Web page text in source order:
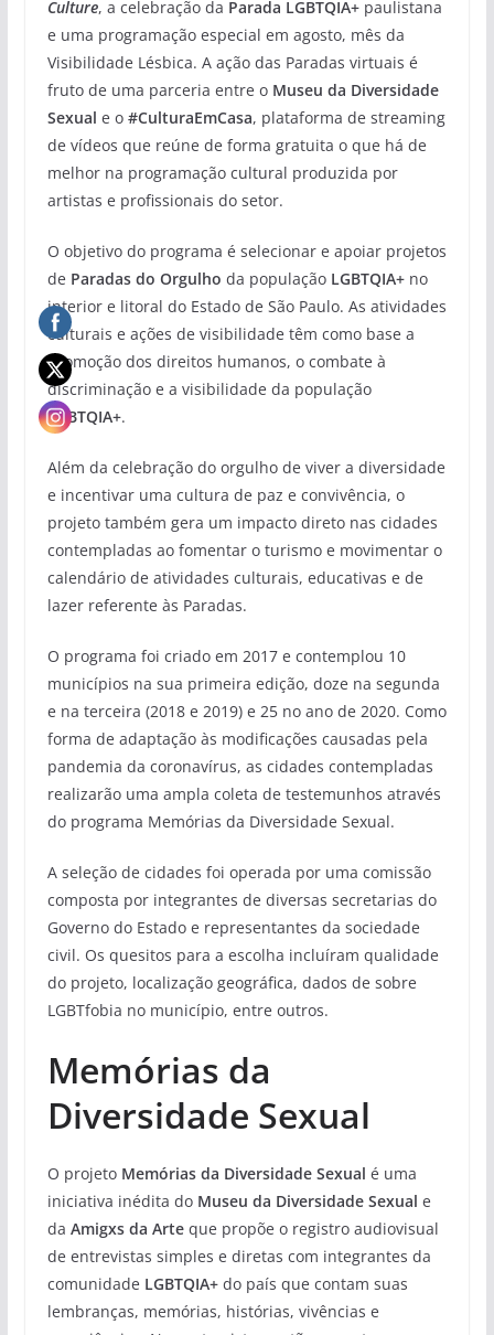
Culture, a celebração da Parada LGBTQIA+ paulistana
e uma programação especial em agosto, mês da
Visibilidade Lésbica. A ação das Paradas virtuais é
fruto de uma parceria entre o Museu da Diversidade
Sexual e o #CulturaEmCasa, plataforma de streaming
de vídeos que reúne de forma gratuita o que há de
melhor na programação cultural produzida por
artistas e profissionais do setor.
O objetivo do programa é selecionar e apoiar projetos
de Paradas do Orgulho da população LGBTQIA+no
interior e litoral do Estado de São Paulo. As atividades
culturais e ações de visibilidade têm como base a
promoção dos direitos humanos, o combate à
discriminação e a visibilidade da população
LGBTQIA+.
Além da celebração do orgulho de viver a diversidade
e incentivar uma cultura de paz e convivência, o
projeto também gera um impacto direto nas cidades
contempladas ao fomentar o turismo e movimentar o
calendário de atividades culturais, educativas e de
lazer referente às Paradas.
O programa foi criado em 2017 e contemplou 10
municípios na sua primeira edição, doze na segunda
e na terceira (2018 e 2019) e 25 no ano de 2020. Como
forma de adaptação às modificações causadas pela
pandemia da coronavírus, as cidades contempladas
realizarão uma ampla coleta de testemunhos através
do programa Memórias da Diversidade Sexual.
A seleção de cidades foi operada por uma comissão
composta por integrantes de diversas secretarias do
Governo do Estado e representantes da sociedade
civil. Os quesitos para a escolha incluíram qualidade
do projeto, localização geográfica, dados de sobre
LGBTfobia no município, entre outros.
Memórias da
Diversidade Sexual
O projeto Memórias da Diversidade Sexual é uma
iniciativa inédita do Museu da Diversidade Sexual e
da Amigxs da Arteque propõe o registro audiovisual
de entrevistas simples e diretas com integrantes da
comunidade LGBTQIA+do país que contam suas
lembranças, memórias, histórias, vivências e